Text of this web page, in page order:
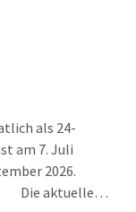
als 24-
am 7. Juli
2026.
Die aktuelle…